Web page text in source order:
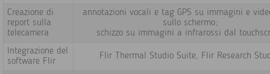
Creazione di
report sulla
telecamera
annotazioni vocali e tag GPS su immagini e
sullo schermo;
schizzo su immagini a infrarossi dal
ntegrazione del
software Flir
Flir Thermal Studio Suite, Flir Research